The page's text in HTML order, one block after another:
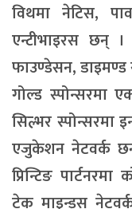
विथमा नेटिस,
एन्टीभाइरस छन्
फाउण्डेसन, डाइमण्ड
गोल्ड स्पोन्सरमा
सिल्भर स्पोन्सरमा
एजुकेशन नेटवर्क
प्रिन्टिङ
टेक माइन्ड्स